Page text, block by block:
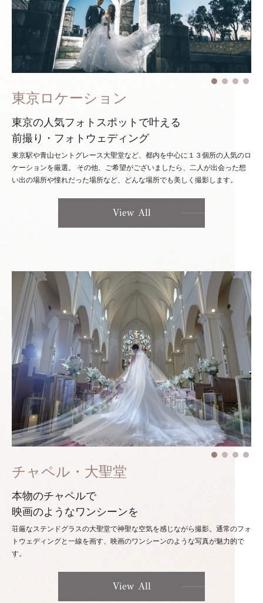
東京ロケーション
東京の人気フォトスポットで叶える
前撮り・フォトウェディング
東京駅や青山セントグレース大聖堂など、都内を中心に１３個所の人気のロ
ケーションを厳選。 その他、ご希望がございましたら、二人が出会った想
い出の場所や憧れだった場所など、どんな場所でも美しく撮影します。
View All
チャペル・大聖堂
本物のチャペルで
映画のようなワンシーンを
荘厳なステンドグラスの大聖堂で神聖な空気を感じながら撮影。通常のフォ
トウェディングと一線を画す、映画のワンシーンのような写真が魅力的で
す。
View All